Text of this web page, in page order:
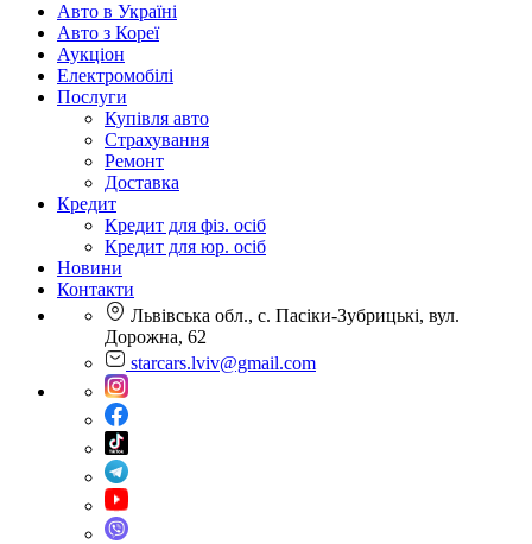
Авто в Україні
Авто з Кореї
Аукціон
Електромобілі
Послуги
Купівля авто
Страхування
Ремонт
Доставка
Кредит
Кредит для фіз. осіб
Кредит для юр. осіб
Новини
Контакти
Львівська обл., с. Пасіки-Зубрицькі, вул.
Дорожна, 62
starcars.lviv@gmail.com